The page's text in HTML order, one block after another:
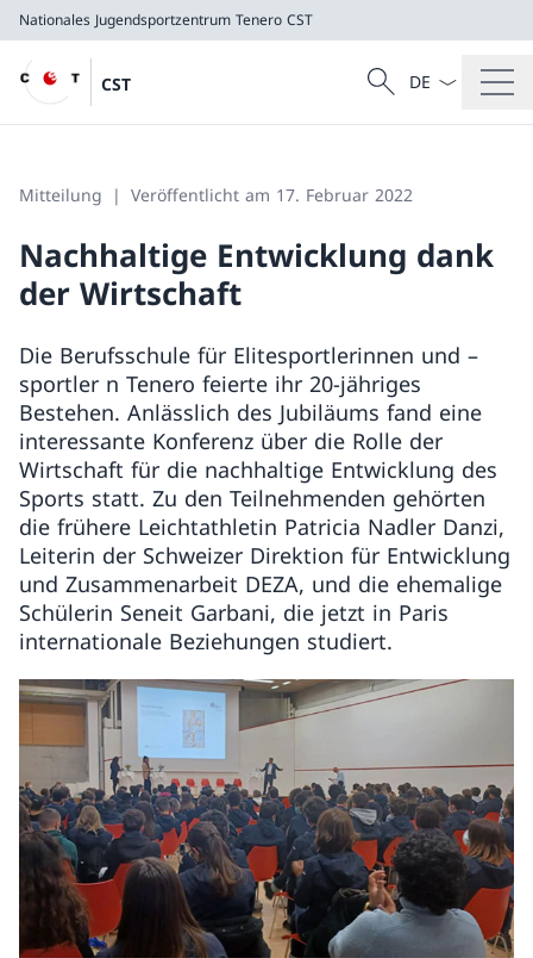
Nationales Jugendsportzentrum Tenero CST
CST
CST
Suche
Suche
Sprach
Mitteilung Veröffentlicht am 17. Februar 2022
Nachhaltige Entwicklung dank
der Wirtschaft
Die Berufsschule für Elitesportlerinnen und –
sportler n Tenero feierte ihr 20-jähriges
Bestehen. Anlässlich des Jubiläums fand eine
interessante Konferenz über die Rolle der
Wirtschaft für die nachhaltige Entwicklung des
Sports statt. Zu den Teilnehmenden gehörten
die frühere Leichtathletin Patricia Nadler Danzi,
Leiterin der Schweizer Direktion für Entwicklung
und Zusammenarbeit DEZA, und die ehemalige
Schülerin Seneit Garbani, die jetzt in Paris
internationale Beziehungen studiert.